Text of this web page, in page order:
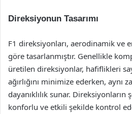
Direksiyonun Tasarımı
F1 direksiyonları, aerodinamik ve
göre tasarlanmıştır. Genellikle
üretilen direksiyonlar, hafiflikleri
ağırlığını minimize ederken, aynı
dayanıklılık sunar. Direksiyonların
konforlu ve etkili şekilde kontrol